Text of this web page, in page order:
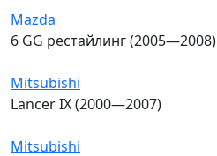
Mazda
6 GG рестайлинг (2005—2008)
Mitsubishi
Lancer IX (2000—2007)
Mitsubishi